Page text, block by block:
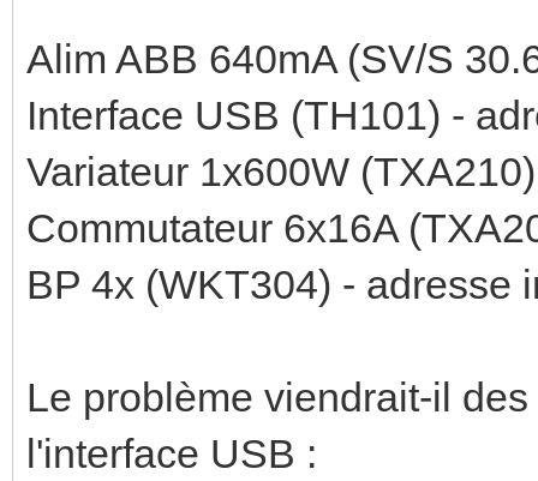
Alim ABB 640mA (SV/S
Interface USB (TH101) -
Variateur 1x600W
Commutateur 6x16A
BP 4x (WKT304) - adresse
Le problème viendrait-il
l'interface USB :